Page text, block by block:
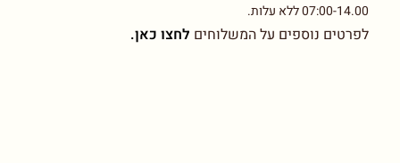
07:00-14.00 ללא עלות.
לפרטים נוספים על המשלוחים לחצו כאן.